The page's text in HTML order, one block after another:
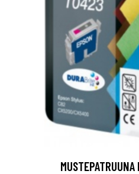
MUSTEPATRUUNA